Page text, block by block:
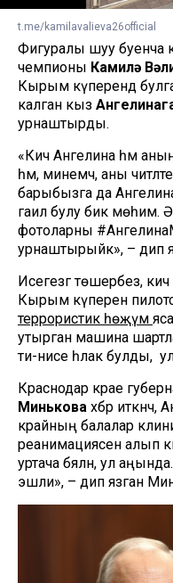
t.me/kamilavalieva26official
Фигуралы шуу буенча
чемпионы Камилә
Кырым күперендә
калган кыз
урнаштырды.
«Кичә Ангелина һәм
һәм, минемчә, аны
барыбызга да
гаилә булу бик мөһим.
фотоларны
урнаштырыйк», – дип
Исегезгә төшерәбез,
Кырым күперенә
террористик һөҗүм
утырган машина
әти-әнисе һәлак булды, ә
Краснодар крае
Минькова хәбәр
крайның балалар
реанимациясенә алып
уртача бәяләнә, ул
эшли», – дип язган